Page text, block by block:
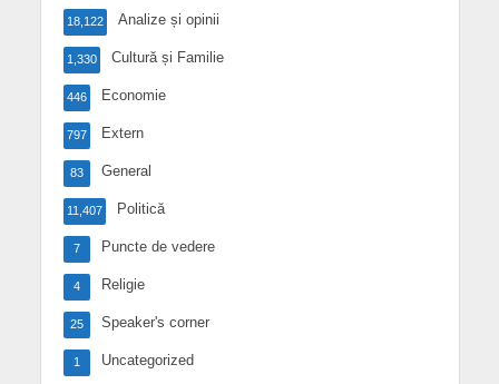
Analize și opinii
18,122
Cultură și Familie
1,330
Economie
446
Extern
797
General
83
Politică
11,407
Puncte de vedere
7
Religie
4
Speaker's corner
25
Uncategorized
1